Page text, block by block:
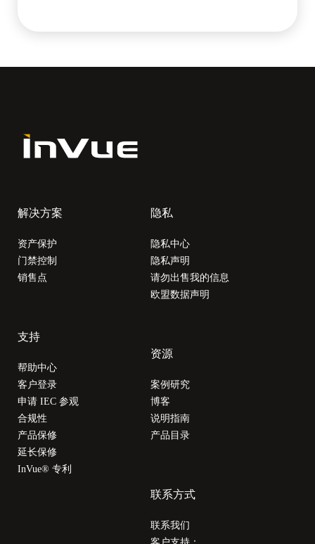
解决方案
资产保护
门禁控制
销售点
支持
帮助中心
客户登录
申请 IEC 参观
合规性
产品保修
延长保修
InVue® 专利
隐私
隐私中心
隐私声明
请勿出售我的信息
欧盟数据声明
资源
案例研究
博客
说明指南
产品目录
联系方式
联系我们